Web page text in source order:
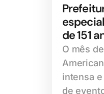
de 151
O mês
intensa
de